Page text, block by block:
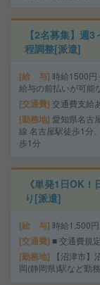
【2名募集】週
程調整[派遣]
給 与 時給1500
給与の前払いが可能
交通費 交通費支給
勤務地 愛知県名古
線 名古屋駅徒歩1分
歩1分
《単発1日OK
り[派遣]
給 与 時給1,500
交通費 ■ 交通費規
勤務地
【沼津市
岡(静岡県)駅など勤